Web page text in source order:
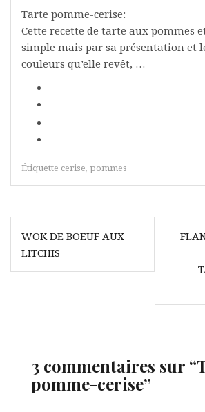
Tarte pomme-cerise:
Cette recette de tarte aux pommes
simple mais par sa présentation et
couleurs qu’elle revêt, …
Étiquette cerise, pommes
Navigation
de
l’article
WOK DE BOEUF AUX
LITCHIS
3 commentaires sur “
pomme-cerise”